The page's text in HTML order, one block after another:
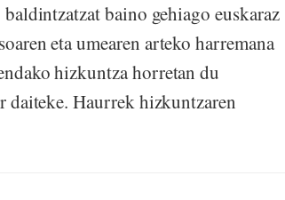
baino gehiago euskaraz
eta umearen arteko harremana
hizkuntza horretan du
daiteke. Haurrek hizkuntzaren